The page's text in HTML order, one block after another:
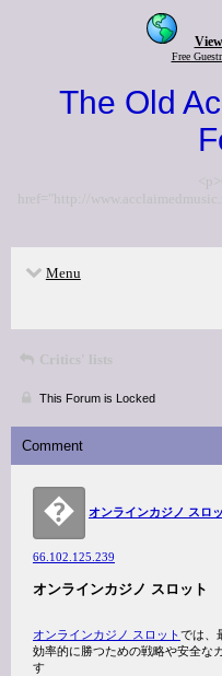
Free
The Old
href="http://
Menu
Critics' lists
This Forum is Locked
Comment
� オンラインカジノ スロ
66.102.125.239
オンラインカジノ スロット
オンラインカジノ スロットでは、
効率的に勝つための戦略や安全な
す